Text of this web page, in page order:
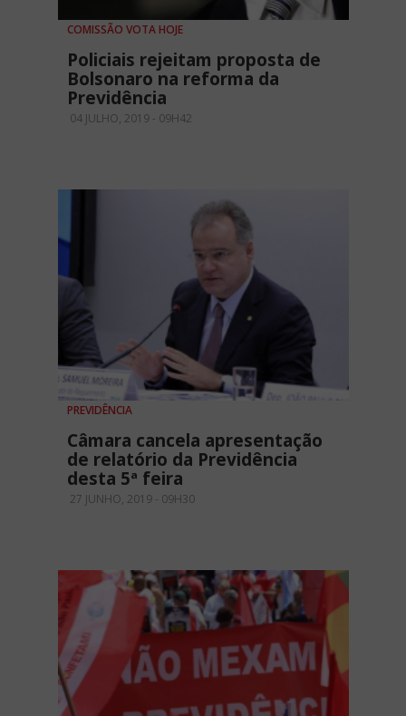
COMISSÃO VOTA HOJE
Policiais rejeitam proposta de
Bolsonaro na reforma da
Previdência
04 JULHO, 2019 - 09H42
PREVIDÊNCIA
Câmara cancela apresentação
de relatório da Previdência
desta 5ª feira
27 JUNHO, 2019 - 09H30